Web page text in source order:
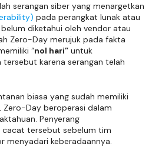
serangan siber yang menargetkan
pada perangkat lunak atau
diketahui oleh vendor atau
Zero-Day merujuk pada fakta
“nol hari” untuk
karena serangan telah
biasa yang sudah memiliki
Zero-Day beroperasi dalam
Penyerang
cacat tersebut sebelum tim
menyadari keberadaannya.